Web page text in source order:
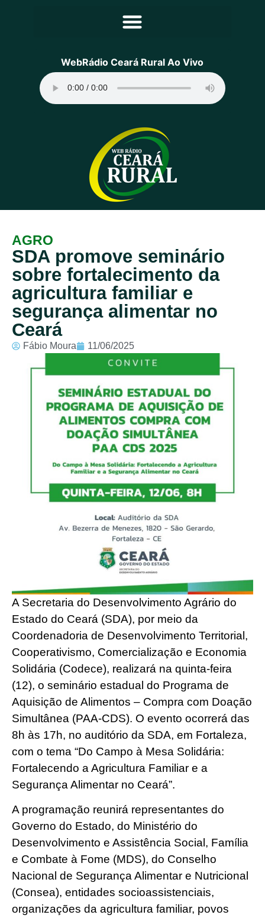
Principal
Programação
Equipe
Contato
Sobre
WebRádio Ceará Rural Ao Vivo
AGRO
SDA promove seminário
sobre fortalecimento da
agricultura familiar e
segurança alimentar no
Ceará
Fábio Moura 11/06/2025
A Secretaria do Desenvolvimento Agrário do
Estado do Ceará (SDA), por meio da
Coordenadoria de Desenvolvimento Territorial,
Cooperativismo, Comercialização e Economia
Solidária (Codece), realizará na quinta-feira
(12), o seminário estadual do Programa de
Aquisição de Alimentos – Compra com Doação
Simultânea (PAA-CDS). O evento ocorrerá das
8h às 17h, no auditório da SDA, em Fortaleza,
com o tema “Do Campo à Mesa Solidária:
Fortalecendo a Agricultura Familiar e a
Segurança Alimentar no Ceará”.
A programação reunirá representantes do
Governo do Estado, do Ministério do
Desenvolvimento e Assistência Social, Família
e Combate à Fome (MDS), do Conselho
Nacional de Segurança Alimentar e Nutricional
(Consea), entidades socioassistenciais,
organizações da agricultura familiar, povos